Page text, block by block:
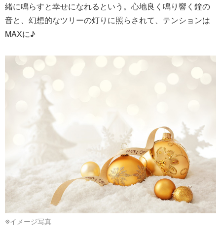
緒に鳴らすと幸せになれるという。心地良く鳴り響く鐘の
音と、幻想的なツリーの灯りに照らされて、テンションは
MAXに♪
※イメージ写真